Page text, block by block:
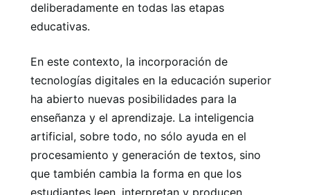
deliberadamente en todas las etapas
educativas.
En este contexto, la incorporación de
tecnologías digitales en la educación superior
ha abierto nuevas posibilidades para la
enseñanza y el aprendizaje. La inteligencia
artificial, sobre todo, no sólo ayuda en el
procesamiento y generación de textos, sino
que también cambia la forma en que los
estudiantes leen, interpretan y producen